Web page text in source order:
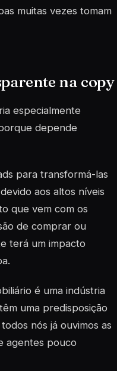
muitas vezes tomam
na copy
especialmente
depende
para transformá-las
aos altos níveis
que vem com os
de comprar ou
terá um impacto
é uma indústria
uma predisposição
nós já ouvimos as
agentes pouco